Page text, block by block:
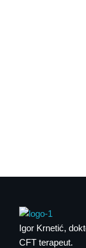
Igor Krnetić,
CFT terapeut.